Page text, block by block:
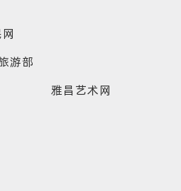
游部
雅昌艺术网